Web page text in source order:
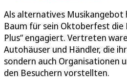
Als alternatives Musikangebot
Baum für sein Oktoberfest die
Plus“ engagiert. Vertreten
Autohäuser und Händler, die
sondern auch Organisationen
den Besuchern vorstellten.